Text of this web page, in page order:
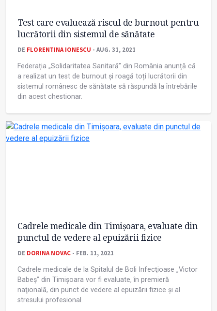
Test care evaluează riscul de burnout pentru
lucrătorii din sistemul de sănătate
DE FLORENTINA IONESCU - AUG. 31, 2021
Federația „Solidaritatea Sanitară” din România anunță că
a realizat un test de burnout și roagă toți lucrătorii din
sistemul românesc de sănătate să răspundă la întrebările
din acest chestionar.
Cadrele medicale din Timișoara, evaluate din
punctul de vedere al epuizării fizice
DE DORINA NOVAC - FEB. 11, 2021
Cadrele medicale de la Spitalul de Boli Infecţioase „Victor
Babeş” din Timişoara vor fi evaluate, în premieră
naţională, din punct de vedere al epuizării fizice şi al
stresului profesional.